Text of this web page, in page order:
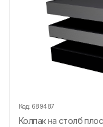
Код: 689487
Колпак на столб